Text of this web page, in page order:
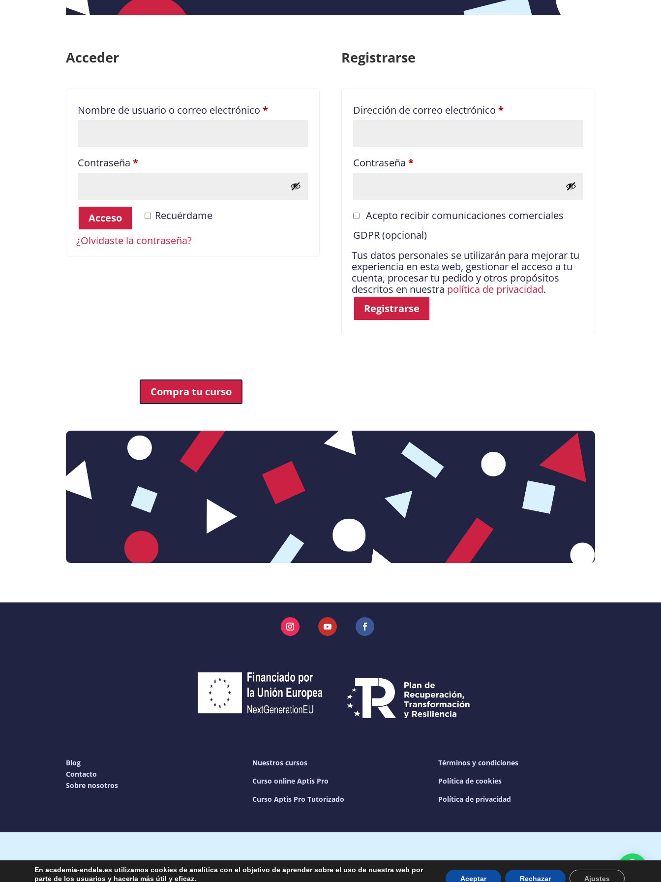
Acceder
Nombre de usuario o correo electrónico*Obligatorio
Contraseña*Obligatorio
Recuérdame
Acceso
¿Olvidaste la contraseña?
Registrarse
Dirección de correo electrónico *Obligatorio
Contraseña *Obligatorio
Acepto recibir comunicaciones comerciales
GDPR(opcional)
Tus datos personales se utilizarán para mejorar tu
experiencia en esta web, gestionar el acceso a tu
cuenta, procesar tu pedido y otros propósitos
descritos en nuestra política de privacidad.
Registrarse
Compra tu curso
Instagram YouTube Facebook
Blog
Contacto
Sobre nosotros
Nuestros cursos
Curso online Aptis Pro
Curso Aptis Pro Tutorizado
Términos y condiciones
Política de cookies
Política de privacidad
En academia-endala.es utilizamos cookies de analítica con el objetivo de aprender sobre el uso de nuestra web por
parte de los usuarios y hacerla más útil y eficaz.
Aceptar Rechazar Ajustes